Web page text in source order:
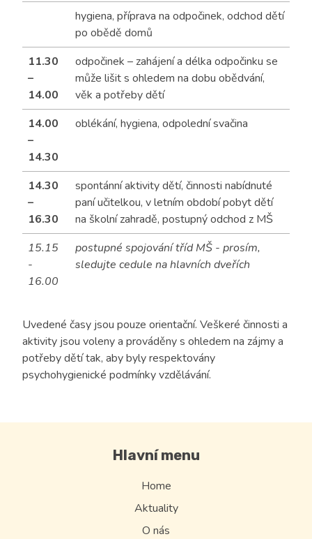
hygiena, příprava na odpočinek, odchod dětí
po obědě domů
11.30
–
14.00
odpočinek – zahájení a délka odpočinku se
může lišit s ohledem na dobu obědvání,
věk a potřeby dětí
14.00
–
14.30
oblékání, hygiena, odpolední svačina
14.30
–
16.30
spontánní aktivity dětí, činnosti nabídnuté
paní učitelkou, v letním období pobyt dětí
na školní zahradě, postupný odchod z MŠ
15.15
-
16.00
postupné spojování tříd MŠ - prosím,
sledujte cedule na hlavních dveřích
Uvedené časy jsou pouze orientační. Veškeré činnosti a
aktivity jsou voleny a prováděny s ohledem na zájmy a
potřeby dětí tak, aby byly respektovány
psychohygienické podmínky vzdělávání.
Hlavní menu
Home
Aktuality
O nás